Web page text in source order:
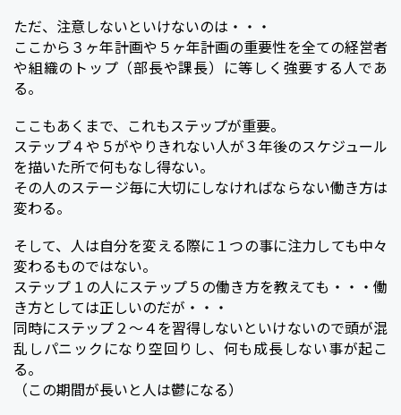
ただ、注意しないといけないのは・・・
ここから３ヶ年計画や５ヶ年計画の重要性を全ての経営者
や組織のトップ（部長や課長）に等しく強要する人であ
る。
ここもあくまで、これもステップが重要。
ステップ４や５がやりきれない人が３年後のスケジュール
を描いた所で何もなし得ない。
その人のステージ毎に大切にしなければならない働き方は
変わる。
そして、人は自分を変える際に１つの事に注力しても中々
変わるものではない。
ステップ１の人にステップ５の働き方を教えても・・・働
き方としては正しいのだが・・・
同時にステップ２〜４を習得しないといけないので頭が混
乱しパニックになり空回りし、何も成長しない事が起こ
る。
（この期間が長いと人は鬱になる）